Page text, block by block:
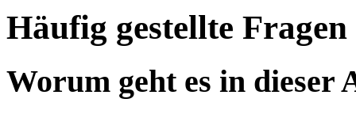
Häufig gestellte Fragen
Worum geht es in dieser